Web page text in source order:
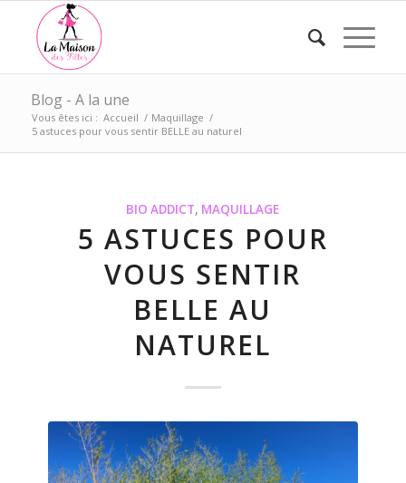
Blog - A la une
Vous êtes ici : Accueil / Maquillage /
5 astuces pour vous sentir BELLE au naturel
BIO ADDICT, MAQUILLAGE
5 ASTUCES POUR
VOUS SENTIR
BELLE AU
NATUREL